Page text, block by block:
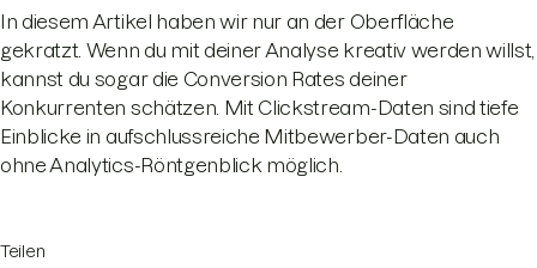
In diesem Artikel haben wir nur an der Oberfläche
gekratzt. Wenn du mit deiner Analyse kreativ werden willst,
kannst du sogar die Conversion Rates deiner
Konkurrenten schätzen. Mit Clickstream-Daten sind tiefe
Einblicke in aufschlussreiche Mitbewerber-Daten auch
ohne Analytics-Röntgenblick möglich.
Teilen